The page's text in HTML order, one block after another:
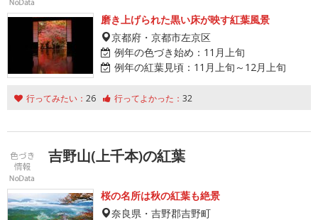
磨き上げられた黒い床が映す紅葉風景
京都府・京都市左京区
例年の色づき始め： 11月上旬
例年の紅葉見頃： 11月上旬～12月上旬
行ってみたい： 26 行ってよかった： 32
吉野山(上千本)の紅葉
桜の名所は秋の紅葉も絶景
奈良県・吉野郡吉野町